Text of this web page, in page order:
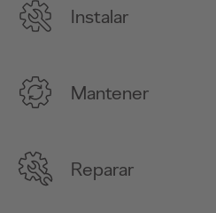
Instalar
Mantener
Reparar